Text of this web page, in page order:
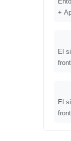
+
El
El